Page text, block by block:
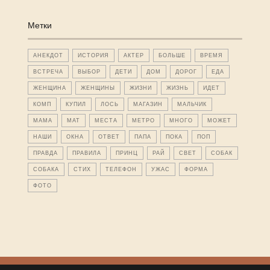
Метки
АНЕКДОТ ИСТОРИЯ АКТЕР БОЛЬШЕ ВРЕМЯ
ВСТРЕЧА ВЫБОР ДЕТИ ДОМ ДОРОГ ЕДА
ЖЕНЩИНА ЖЕНЩИНЫ ЖИЗНИ ЖИЗНЬ ИДЕТ
КОМП КУПИЛ ЛОСЬ МАГАЗИН МАЛЬЧИК
МАМА МАТ МЕСТА МЕТРО МНОГО МОЖЕТ
НАШИ ОКНА ОТВЕТ ПАПА ПОКА ПОП
ПРАВДА ПРАВИЛА ПРИНЦ РАЙ СВЕТ СОБАК
СОБАКА СТИХ ТЕЛЕФОН УЖАС ФОРМА
ФОТО